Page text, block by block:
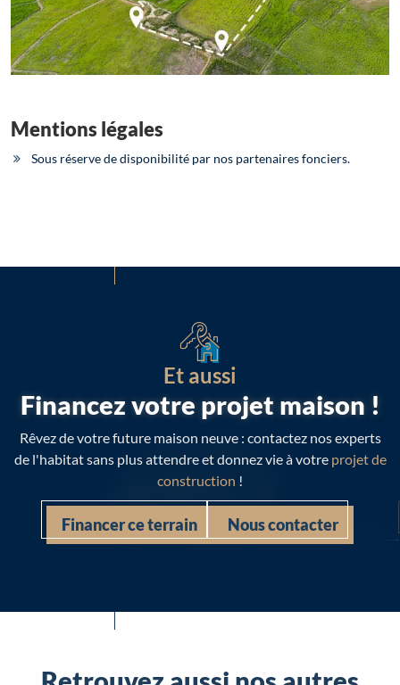
Mentions légales
Sous réserve de disponibilité par nos partenaires fonciers.
Et aussi
Financez votre projet maison !
Rêvez de votre future maison neuve : contactez nos experts
de l'habitat sans plus attendre et donnez vie à votre projet de
construction !
Financer ce terrain Nous contacter